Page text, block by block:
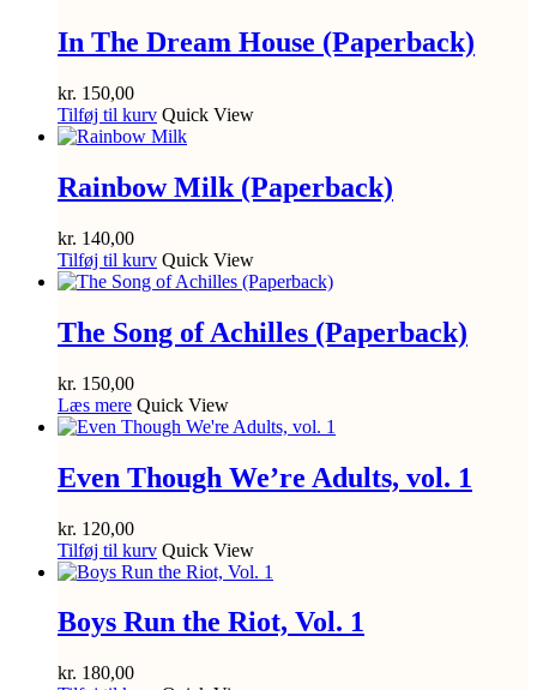
In The Dream House (Paperback)
kr. 150,00
Tilføj til kurv Quick View
Rainbow Milk (Paperback)
kr. 140,00
Tilføj til kurv Quick View
The Song of Achilles (Paperback)
kr. 150,00
Læs mere Quick View
Even Though We’re Adults, vol. 1
kr. 120,00
Tilføj til kurv Quick View
Boys Run the Riot, Vol. 1
kr. 180,00